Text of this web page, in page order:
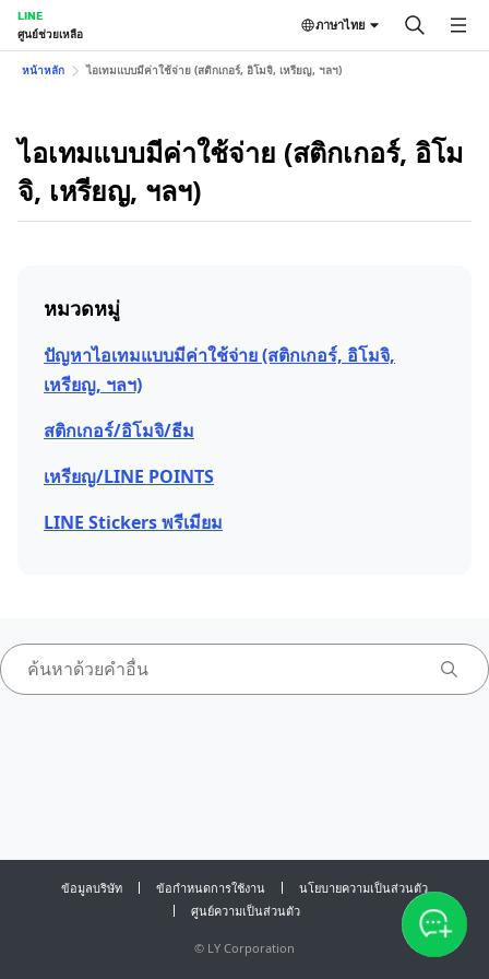
LINE
ศูนย์ช่วยเหลือ
ภาษาไทย
หน้าหลัก ไอเทมแบบมีค่าใช้จ่าย (สติกเกอร์, อิโมจิ, เหรียญ, ฯลฯ)
ไอเทมแบบมีค่าใช้จ่าย (สติกเกอร์, อิโม
จิ, เหรียญ, ฯลฯ)
หมวดหมู่
ปัญหาไอเทมแบบมีค่าใช้จ่าย (สติกเกอร์, อิโมจิ,
เหรียญ, ฯลฯ)
สติกเกอร์/อิโมจิ/ธีม
เหรียญ/LINE POINTS
LINE Stickers พรีเมียม
ข้อมูลบริษัท ข้อกำหนดการใช้งาน
นโยบายความเป็นส่วนตัว
ศูนย์ความเป็นส่วนตัว
© LY Corporation